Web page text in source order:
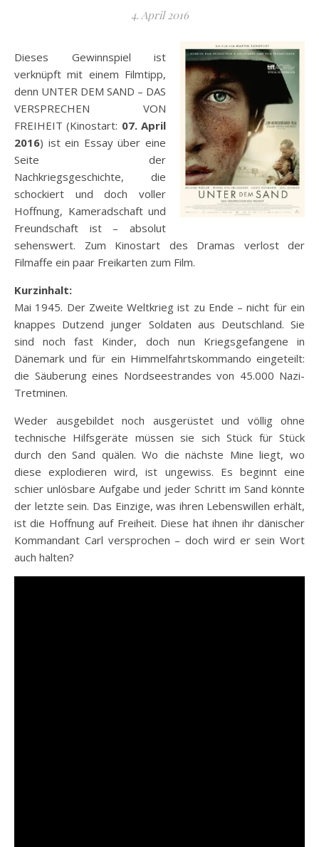
4. April 2016
Dieses Gewinnspiel ist
verknüpft mit einem Filmtipp,
denn UNTER DEM SAND – DAS
VERSPRECHEN VON
FREIHEIT (Kinostart: 07. April
2016) ist ein Essay über eine
Seite der
Nachkriegsgeschichte, die
schockiert und doch voller
Hoffnung, Kameradschaft und
Freundschaft ist – absolut
sehenswert. Zum Kinostart des Dramas verlost der
Filmaffe ein paar Freikarten zum Film.
Kurzinhalt:
Mai 1945. Der Zweite Weltkrieg ist zu Ende – nicht für ein
knappes Dutzend junger Soldaten aus Deutschland. Sie
sind noch fast Kinder, doch nun Kriegsgefangene in
Dänemark und für ein Himmelfahrtskommando eingeteilt:
die Säuberung eines Nordseestrandes von 45.000 Nazi-
Tretminen.
Weder ausgebildet noch ausgerüstet und völlig ohne
technische Hilfsgeräte müssen sie sich Stück für Stück
durch den Sand quälen. Wo die nächste Mine liegt, wo
diese explodieren wird, ist ungewiss. Es beginnt eine
schier unlösbare Aufgabe und jeder Schritt im Sand könnte
der letzte sein. Das Einzige, was ihren Lebenswillen erhält,
ist die Hoffnung auf Freiheit. Diese hat ihnen ihr dänischer
Kommandant Carl versprochen – doch wird er sein Wort
auch halten?